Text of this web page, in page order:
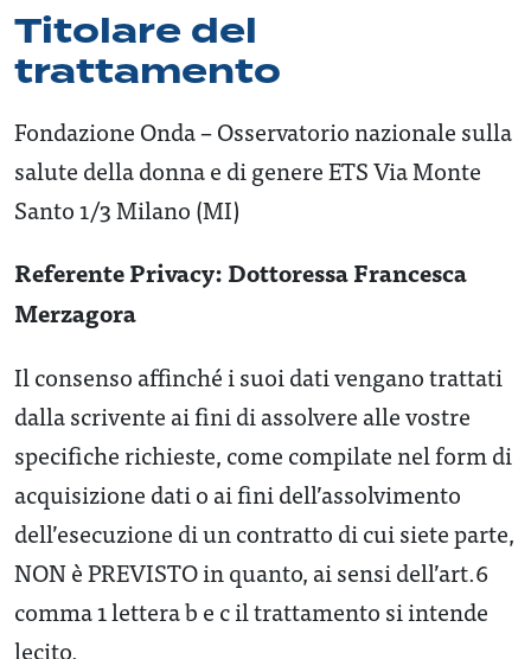
Titolare del
trattamento
Fondazione Onda – Osservatorio nazionale sulla
salute della donna e di genere ETS Via Monte
Santo 1/3 Milano (MI)
Referente Privacy: Dottoressa Francesca
Merzagora
Il consenso affinché i suoi dati vengano trattati
dalla scrivente ai fini di assolvere alle vostre
specifiche richieste, come compilate nel form di
acquisizione dati o ai fini dell’assolvimento
dell’esecuzione di un contratto di cui siete parte,
NON è PREVISTO in quanto, ai sensi dell’art.6
comma 1 lettera b e c il trattamento si intende
lecito.